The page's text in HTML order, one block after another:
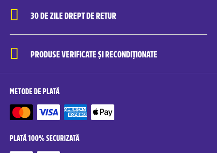
30 DE ZILE DREPT DE RETUR
PRODUSE VERIFICATE ȘI RECONDIȚIONATE
METODE DE PLATĂ
PLATĂ 100% SECURIZATĂ